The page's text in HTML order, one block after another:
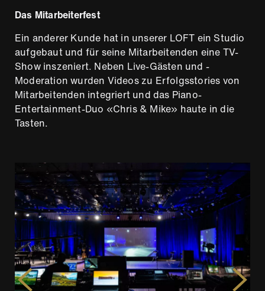
Das Mitarbeiterfest
Ein anderer Kunde hat in unserer LOFT ein Studio
aufgebaut und für seine Mitarbeitenden eine TV-
Show inszeniert. Neben Live-Gästen und -
Moderation wurden Videos zu Erfolgsstories von
Mitarbeitenden integriert und das Piano-
Entertainment-Duo «Chris & Mike» haute in die
Tasten.